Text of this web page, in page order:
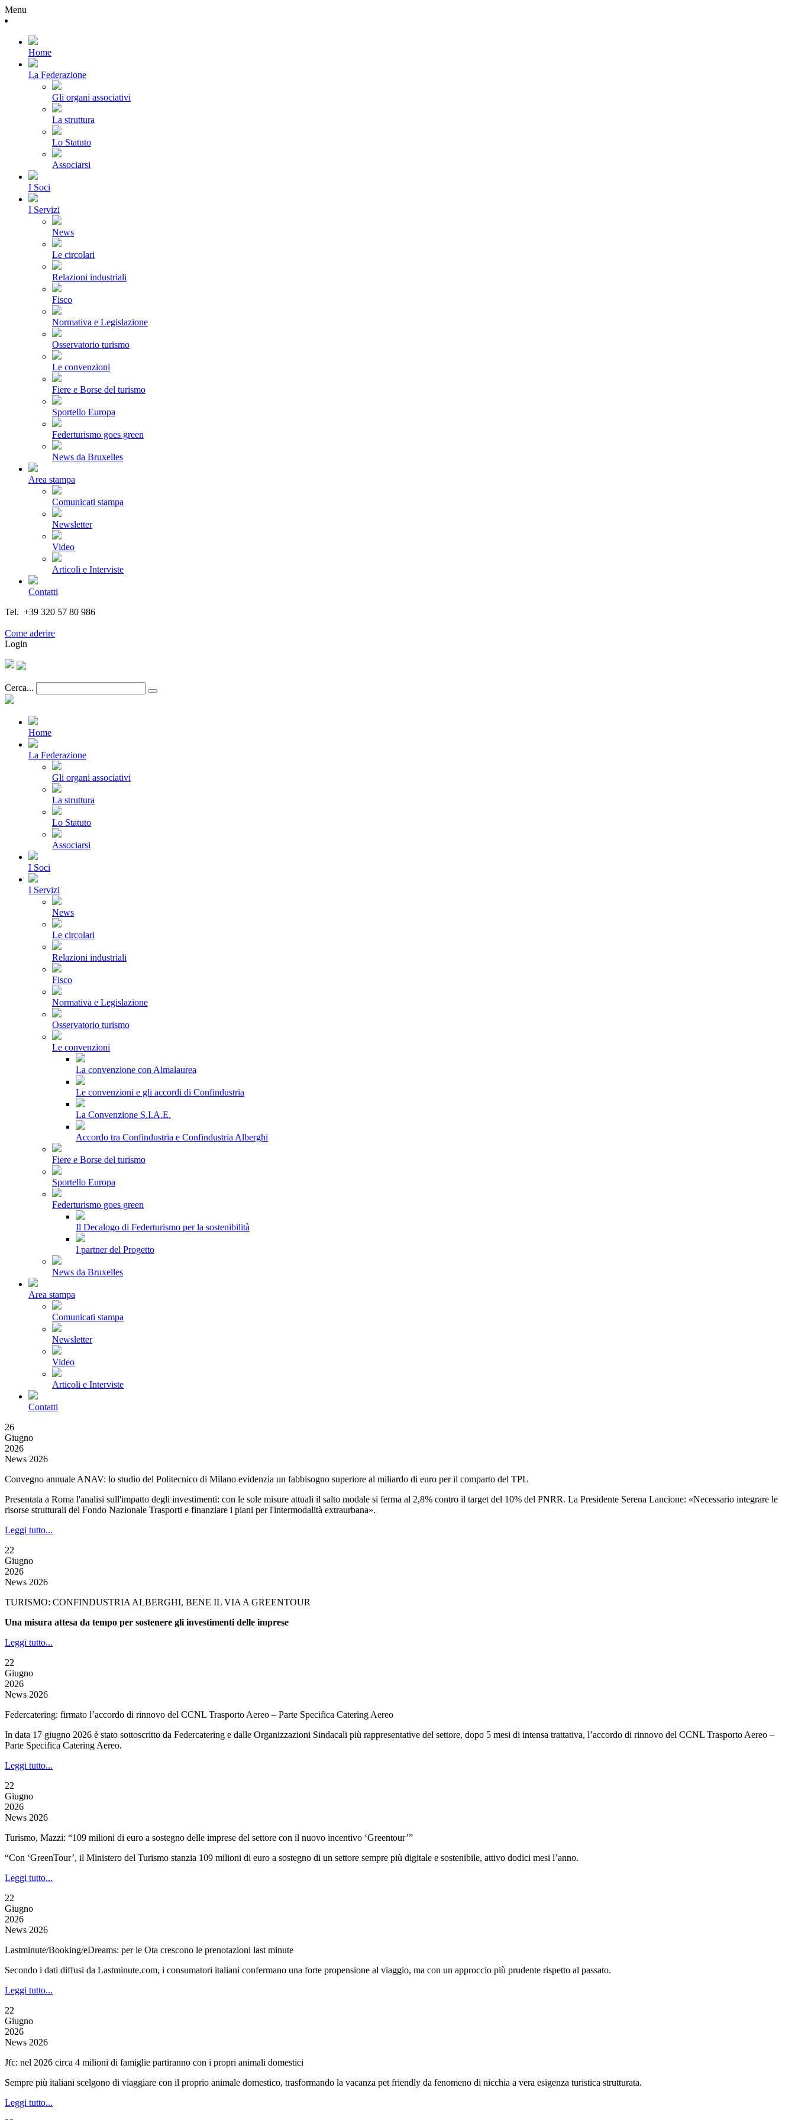
Menu
Home
La Federazione
Gli organi associativi
La struttura
Lo Statuto
Associarsi
I Soci
I Servizi
News
Le circolari
Relazioni industriali
Fisco
Normativa e Legislazione
Osservatorio turismo
Le convenzioni
Fiere e Borse del turismo
Sportello Europa
Federturismo goes green
News da Bruxelles
Area stampa
Comunicati stampa
Newsletter
Video
Articoli e Interviste
Contatti
Tel. +39 320 57 80 986
Come aderire
Login
Cerca...
Home
La Federazione
Gli organi associativi
La struttura
Lo Statuto
Associarsi
I Soci
I Servizi
News
Le circolari
Relazioni industriali
Fisco
Normativa e Legislazione
Osservatorio turismo
Le convenzioni
La convenzione con Almalaurea
Le convenzioni e gli accordi di Confindustria
La Convenzione S.I.A.E.
Accordo tra Confindustria e Confindustria Alberghi
Fiere e Borse del turismo
Sportello Europa
Federturismo goes green
Il Decalogo di Federturismo per la sostenibilità
I partner del Progetto
News da Bruxelles
Area stampa
Comunicati stampa
Newsletter
Video
Articoli e Interviste
Contatti
26
Giugno
2026
News 2026
Convegno annuale ANAV: lo studio del Politecnico di Milano evidenzia un fabbisogno superiore al miliardo di euro per il comparto del TPL
Presentata a Roma l'analisi sull'impatto degli investimenti: con le sole misure attuali il salto modale si ferma al 2,8% contro il target del 10% del PNRR. La Presidente Serena Lancione: «Necessario integrare le
risorse strutturali del Fondo Nazionale Trasporti e finanziare i piani per l'intermodalità extraurbana».
Leggi tutto...
22
Giugno
2026
News 2026
TURISMO: CONFINDUSTRIA ALBERGHI, BENE IL VIA A GREENTOUR
Una misura attesa da tempo per sostenere gli investimenti delle imprese
Leggi tutto...
22
Giugno
2026
News 2026
Federcatering: firmato l’accordo di rinnovo del CCNL Trasporto Aereo – Parte Specifica Catering Aereo
In data 17 giugno 2026 è stato sottoscritto da Federcatering e dalle Organizzazioni Sindacali più rappresentative del settore, dopo 5 mesi di intensa trattativa, l’accordo di rinnovo del CCNL Trasporto Aereo –
Parte Specifica Catering Aereo.
Leggi tutto...
22
Giugno
2026
News 2026
Turismo, Mazzi: “109 milioni di euro a sostegno delle imprese del settore con il nuovo incentivo ‘Greentour’”
“Con ‘GreenTour’, il Ministero del Turismo stanzia 109 milioni di euro a sostegno di un settore sempre più digitale e sostenibile, attivo dodici mesi l’anno.
Leggi tutto...
22
Giugno
2026
News 2026
Lastminute/Booking/eDreams: per le Ota crescono le prenotazioni last minute
Secondo i dati diffusi da Lastminute.com, i consumatori italiani confermano una forte propensione al viaggio, ma con un approccio più prudente rispetto al passato.
Leggi tutto...
22
Giugno
2026
News 2026
Jfc: nel 2026 circa 4 milioni di famiglie partiranno con i propri animali domestici
Sempre più italiani scelgono di viaggiare con il proprio animale domestico, trasformando la vacanza pet friendly da fenomeno di nicchia a vera esigenza turistica strutturata.
Leggi tutto...